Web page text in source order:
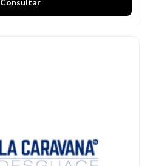
Consultar